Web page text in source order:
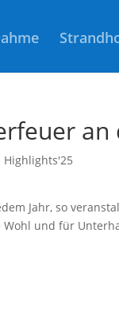
an
Highlights'25
Jahr, so
Wohl und für